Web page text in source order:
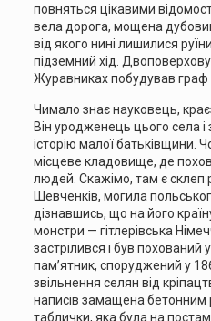
повняться цікавими
вела дорога, мощена
від якого нині лишилися
підземний хід.
Журавниках побудував граф
Чимало знає науковець,
Він уродженець цього села і
історію малої батьківщини.
місцеве кладовище, де
людей. Скажімо, там є склеп
Шевченків, могила
дізнавшись, що на його
монстри — гітлерівська
застрілився і був похований
пам’ятник, споруджений у
звільнення селян від
написів замащена бетонним
таблички, яка була на